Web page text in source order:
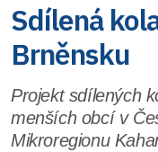
Sdílená
Brněnsku
Projekt sdílených
menších obcí v
Mikroregionu